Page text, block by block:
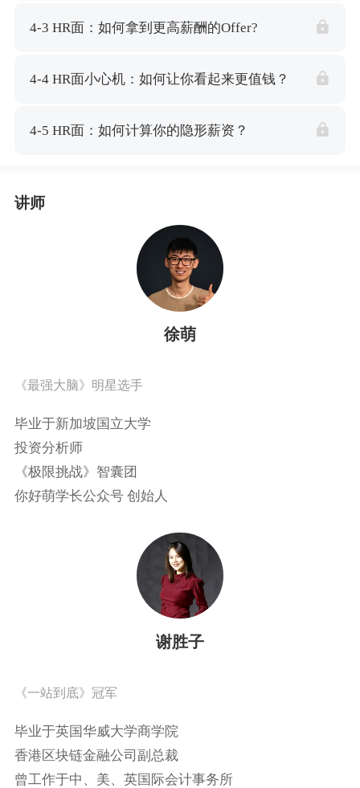
4-3 HR面：如何拿到更高薪酬的Offer
4-4 HR面小心机：如何让你看起来更值钱？
4-5 HR面：如何计算你的隐形薪资？
讲师
徐萌
《最强大脑》明星选手
毕业于新加坡国立大学
投资分析师
《极限挑战》智囊团
你好萌学长公众号 创始人
谢胜子
《一站到底》冠军
毕业于英国华威大学商学院
香港区块链金融公司副总裁
曾工作于中、美、英国际会计事务所